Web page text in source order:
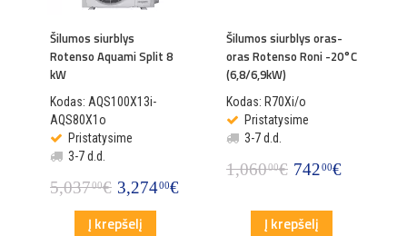
Šilumos siurblys
Rotenso Aquami Split 8
kW
Kodas: AQS100X13i-
AQS80X1o
Pristatysime
3-7 d.d.
5,03700€ 3,27400€
Į krepšelį
Šilumos siurblys oras-
oras Rotenso Roni -20°C
(6,8/6,9kW)
Kodas: R70Xi/o
Pristatysime
3-7 d.d.
1,06000€ 74200€
Į krepšelį